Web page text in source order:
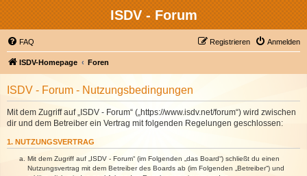
ISDV - Forum
FAQ Anmelden
Registrieren
ISDV-Homepage Foren
ISDV - Forum - Nutzungsbedingungen
Mit dem Zugriff auf „ISDV - Forum“ („https://www.isdv.net/forum“) wird zwischen
dir und dem Betreiber ein Vertrag mit folgenden Regelungen geschlossen:
1. NUTZUNGSVERTRAG
Mit dem Zugriff auf „ISDV - Forum“ (im Folgenden „das Board“) schließt du einen
Nutzungsvertrag mit dem Betreiber des Boards ab (im Folgenden „Betreiber“) und